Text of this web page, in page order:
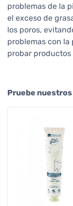
problemas de la
el exceso de
los poros,
problemas con la
probar
Pruebe